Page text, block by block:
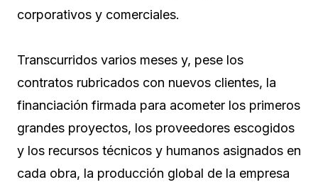
corporativos y comerciales.
Transcurridos varios meses y, pese los
contratos rubricados con nuevos clientes, la
financiación firmada para acometer los primeros
grandes proyectos, los proveedores escogidos
y los recursos técnicos y humanos asignados en
cada obra, la producción global de la empresa